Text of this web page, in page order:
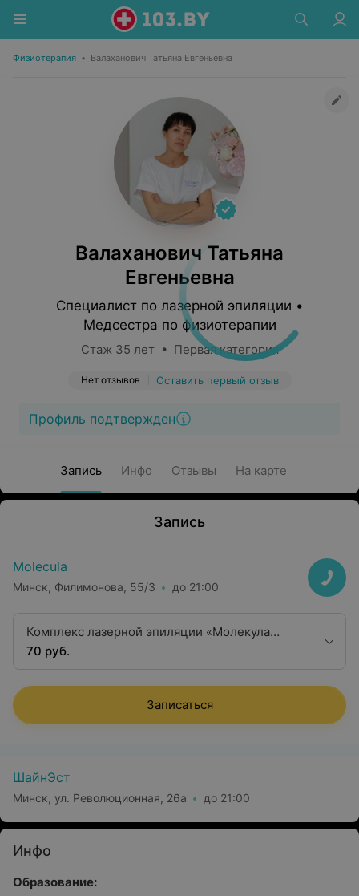
Физиотерапия • Валаханович Татьяна Евгеньевна
Валаханович Татьяна
Евгеньевна
Специалист по лазерной эпиляции •
Медсестра по физиотерапии
Стаж 35 лет • Первая категория
Нет отзывов Оставить первый отзыв
Профиль подтвержден
Запись Инфо Отзывы На карте
Запись
Molecula
Минск, Филимонова, 55/3 до 21:00
Комплекс лазерной эпиляции «Молекула
чистоты»: глубокое бикини + подмышечные
70 руб.
Записаться
ШайнЭст
Минск, ул. Революционная, 26а до 21:00
Инфо
Образование: